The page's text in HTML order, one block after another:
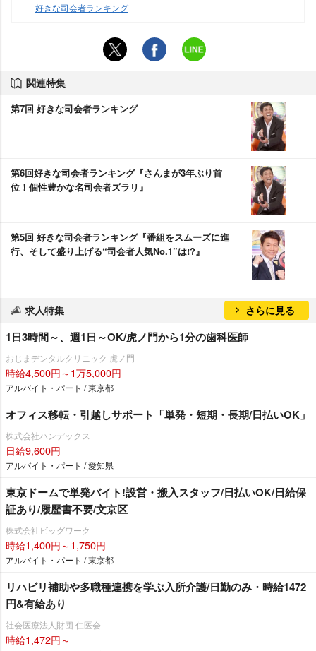
好きな司会者ランキング
関連特集
第7回 好きな司会者ランキング
第6回好きな司会者ランキング『さんまが3年ぶり首
位！個性豊かな名司会者ズラリ』
第5回 好きな司会者ランキング『番組をスムーズに進
行、そして盛り上げる“司会者人気No.1”は!?』
求人特集 さらに見る
1日3時間～、週1日～OK/虎ノ門から1分の歯科医師
おじまデンタルクリニック 虎ノ門
時給4,500円～1万5,000円
アルバイト・パート / 東京都
オフィス移転・引越しサポート「単発・短期・長期/日払いOK」
株式会社ハンデックス
日給9,600円
アルバイト・パート / 愛知県
東京ドームで単発バイト!設営・搬入スタッフ/日払いOK/日給保
証あり/履歴書不要/文京区
株式会社ビッグワーク
時給1,400円～1,750円
アルバイト・パート / 東京都
リハビリ補助や多職種連携を学ぶ入所介護/日勤のみ・時給1472
円&有給あり
社会医療法人財団 仁医会
時給1,472円～